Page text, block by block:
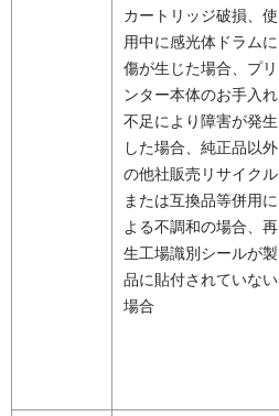
カートリッジ破損、使
用中に感光体ドラムに
傷が生じた場合、プリ
ンター本体のお手入れ
不足により障害が発生
した場合、純正品以外
の他社販売リサイクル
または互換品等併用に
よる不調和の場合、再
生工場識別シールが製
品に貼付されていない
場合